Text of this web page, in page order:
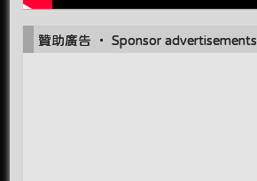
贊助廣告 ‧ Sponsor advertisements